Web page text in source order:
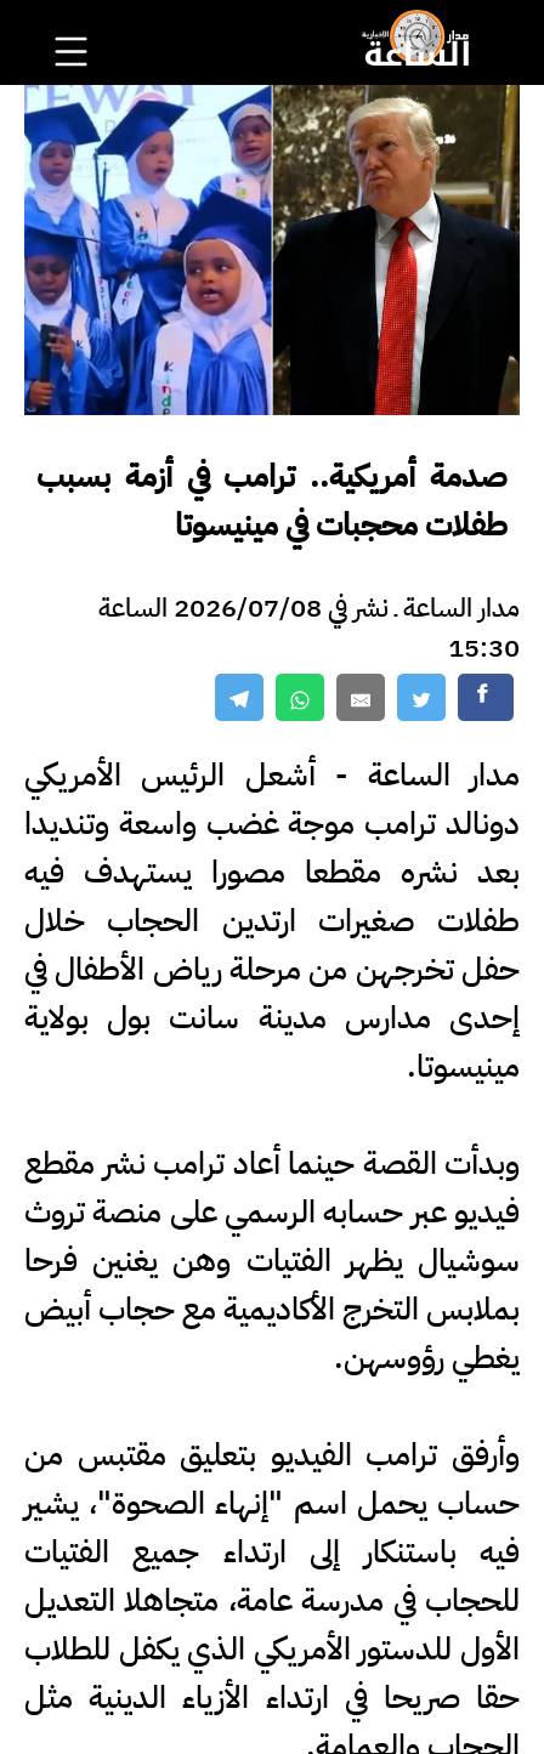
صدمة أمريكية.. ترامب في أزمة بسبب
طفلات محجبات في مينيسوتا
مدار الساعة ـ نشر في 2026/07/08 الساعة
15:30
مدار الساعة - أشعل الرئيس الأمريكي
دونالد ترامب موجة غضب واسعة وتنديدا
بعد نشره مقطعا مصورا يستهدف فيه
طفلات صغيرات ارتدين الحجاب خلال
حفل تخرجهن من مرحلة رياض الأطفال في
إحدى مدارس مدينة سانت بول بولاية
مينيسوتا.
وبدأت القصة حينما أعاد ترامب نشر مقطع
فيديو عبر حسابه الرسمي على منصة تروث
سوشيال يظهر الفتيات وهن يغنين فرحا
بملابس التخرج الأكاديمية مع حجاب أبيض
يغطي رؤوسهن.
وأرفق ترامب الفيديو بتعليق مقتبس من
حساب يحمل اسم "إنهاء الصحوة"، يشير
فيه باستنكار إلى ارتداء جميع الفتيات
للحجاب في مدرسة عامة، متجاهلا التعديل
الأول للدستور الأمريكي الذي يكفل للطلاب
حقا صريحا في ارتداء الأزياء الدينية مثل